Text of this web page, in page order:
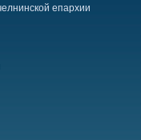
епархии